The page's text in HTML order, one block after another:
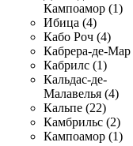
Кампоамор (1)
Ибица (4)
Кабо Роч (4)
Кабрера-де-Мар
Кабрилс (1)
Кальдас-де-
Малавелья (4)
Кальпе (22)
Камбрильс (2)
Кампоамор (1)